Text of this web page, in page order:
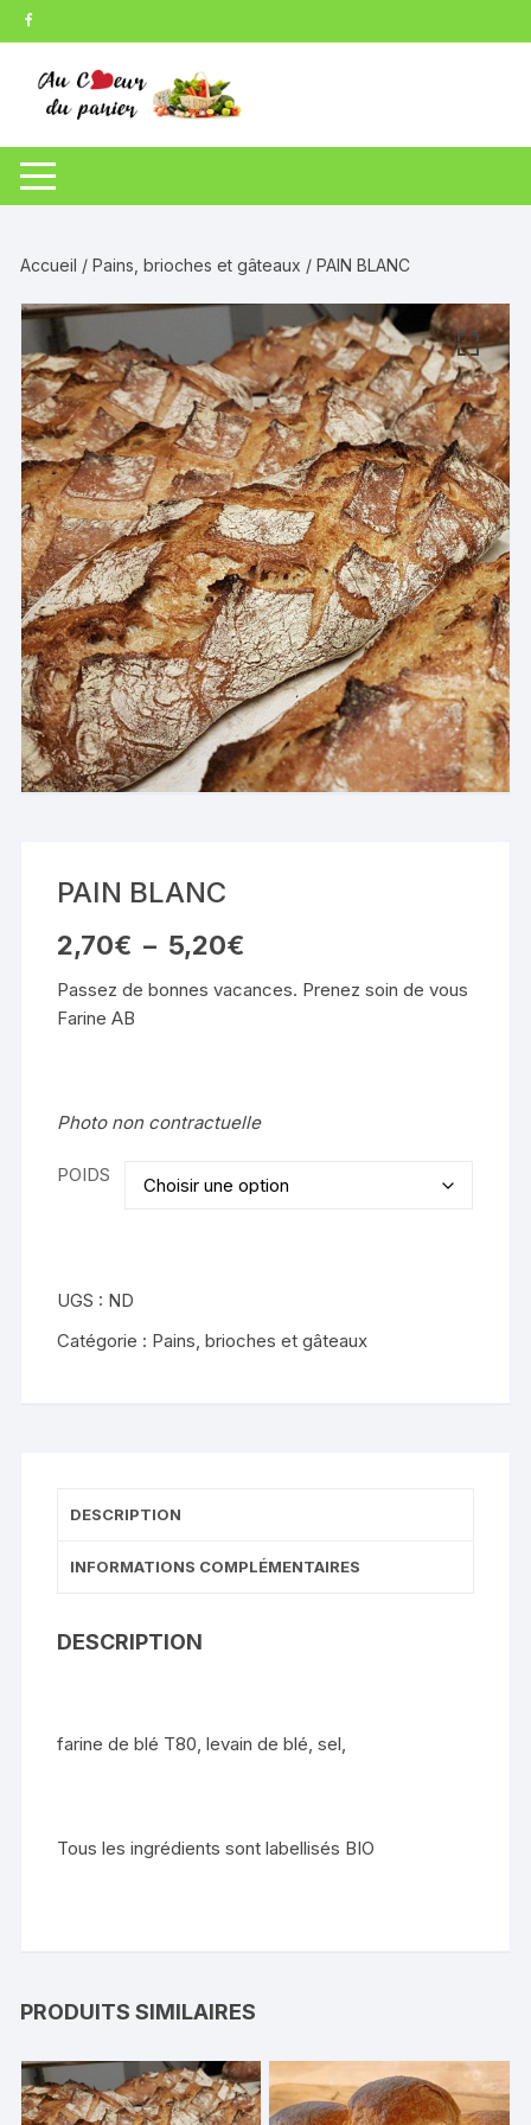
Aller
au
contenu
Accueil /Pains, brioches et gâteaux / PAIN BLANC
PAIN BLANC
2,70€ – 5,20€
2,70€
Passez de bonnes vacances. Prenez soin de vous
Farine AB
Photo non contractuelle
POIDS
UGS : ND
Catégorie : Pains, brioches et gâteaux
DESCRIPTION
INFORMATIONS COMPLÉMENTAIRES
DESCRIPTION
farine de blé T80, levain de blé, sel,
Tous les ingrédients sont labellisés BIO
PRODUITS SIMILAIRES